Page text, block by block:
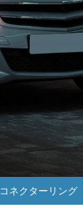
ネクターリング